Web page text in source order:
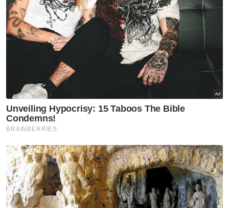
Artikel Disyorkan
Isu Jalur Gemilang: Patriotisme
tak boleh berubah ikut warna
Nasional
PN cadang sidang khas
Parlimen RCI TH ditangguhkan
Nasional